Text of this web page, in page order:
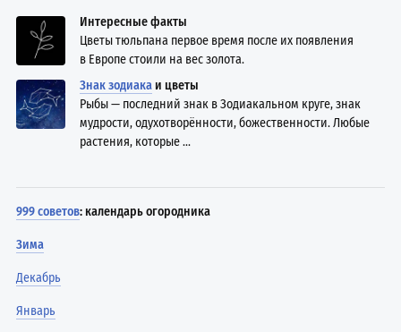
Интересные факты
Цветы тюльпана первое время после их появления
в Европе стоили на вес золота.
Знак зодиака и цветы
Рыбы — последний знак в Зодиакальном круге, знак
мудрости, одухотворённости, божественности. Любые
растения, которые ...
999 советов: календарь огородника
Зима
Декабрь
Январь